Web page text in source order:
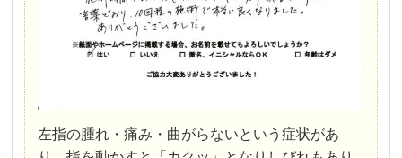
左指の腫れ・痛み・曲がらないという症状があ